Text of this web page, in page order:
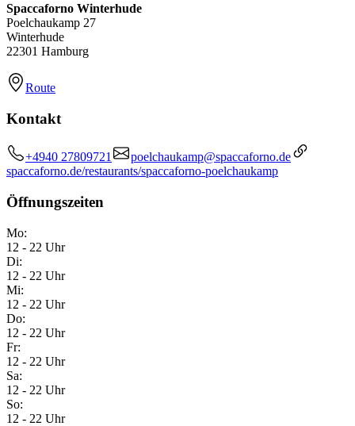
Spaccaforno Winterhude
Poelchaukamp 27
Winterhude
22301 Hamburg
Route
Kontakt
+4940 27809721
poelchaukamp@spaccaforno.de
spaccaforno.de/restaurants/spaccaforno-poelchaukamp
Öffnungszeiten
Mo:
12 - 22 Uhr
Di:
12 - 22 Uhr
Mi:
12 - 22 Uhr
Do:
12 - 22 Uhr
Fr:
12 - 22 Uhr
Sa:
12 - 22 Uhr
So:
12 - 22 Uhr